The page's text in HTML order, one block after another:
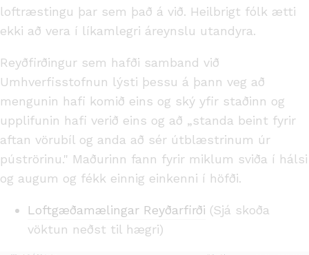
loftræstingu þar sem það á við. Heilbrigt fólk ætti
ekki að vera í líkamlegri áreynslu utandyra.
Reyðfirðingur sem hafði samband við
Umhverfisstofnun lýsti þessu á þann veg að
mengunin hafi komið eins og ský yfir staðinn og
upplifunin hafi verið eins og að „standa beint fyrir
aftan vörubíl og anda að sér útblæstrinum úr
púströrinu." Maðurinn fann fyrir miklum sviða í hálsi
og augum og fékk einnig einkenni í höfði.
Loftgæðamælingar Reyðarfirði (Sjá skoða
vöktun neðst til hægri)